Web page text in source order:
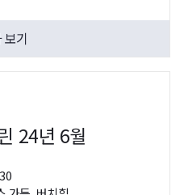
보기
24년 6월